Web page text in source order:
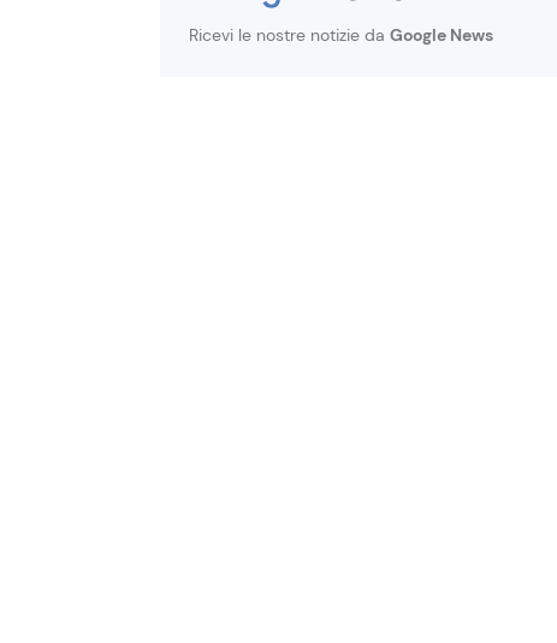
Ricevi le nostre notizie da Google News